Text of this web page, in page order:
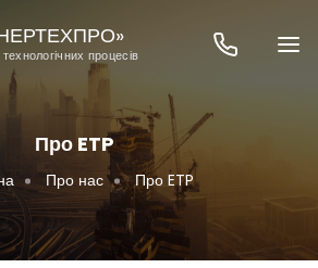
процесів
Про ETP
Про нас Про ETP